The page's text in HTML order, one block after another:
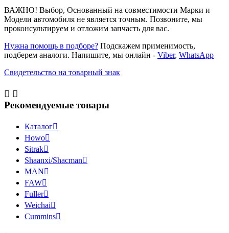
ВАЖНО! Выбор, Основанный на совместимости Марки и
Модели автомобиля не является точным. Позвоните, мы
проконсультируем и отложим запчасть для вас.
Нужна помощь в подборе? Подскажем применимость,
подберем аналоги. Напишите, мы онлайн - Viber, WhatsApp
Свидетельство на товарный знак
 
Рекомендуемые товары
Каталог
Howo
Sitrak
Shaanxi/Shacman
MAN
FAW
Fuller
Weichai
Cummins